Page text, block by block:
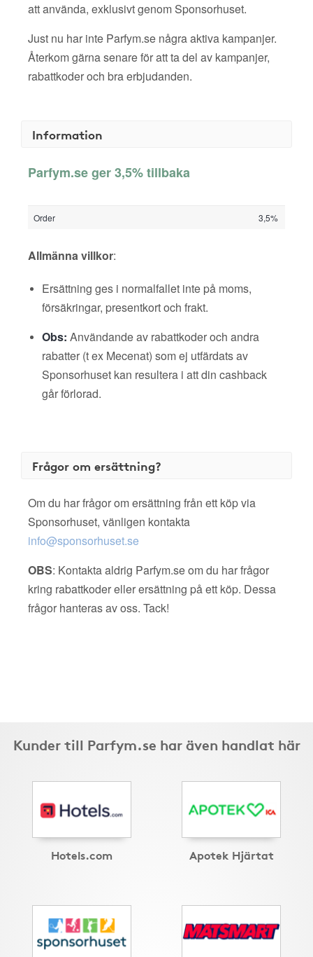
att använda, exklusivt genom Sponsorhuset.
Just nu har inte Parfym.se några aktiva kampanjer.
Återkom gärna senare för att ta del av kampanjer,
rabattkoder och bra erbjudanden.
Information
Parfym.se ger 3,5% tillbaka
Order 3,5%
Allmänna villkor:
Ersättning ges i normalfallet inte på moms,
försäkringar, presentkort och frakt.
Obs: Användande av rabattkoder och andra
rabatter (t ex Mecenat) som ej utfärdats av
Sponsorhuset kan resultera i att din cashback
går förlorad.
Frågor om ersättning?
Om du har frågor om ersättning från ett köp via
Sponsorhuset, vänligen kontakta
info@sponsorhuset.se
OBS: Kontakta aldrig Parfym.se om du har frågor
kring rabattkoder eller ersättning på ett köp. Dessa
frågor hanteras av oss. Tack!
Kunder till Parfym.se har även handlat här
Hotels.com Apotek Hjärtat